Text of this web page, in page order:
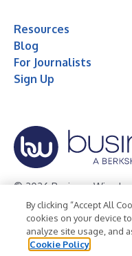
Resources
Blog
For Journalists
Sign Up
© 2026 Business Wire,
Privacy Policy Cookie
Terms of Use
Legal
By clicking “Accept All
cookies on your device
analyze site usage, and
Cookie Policy